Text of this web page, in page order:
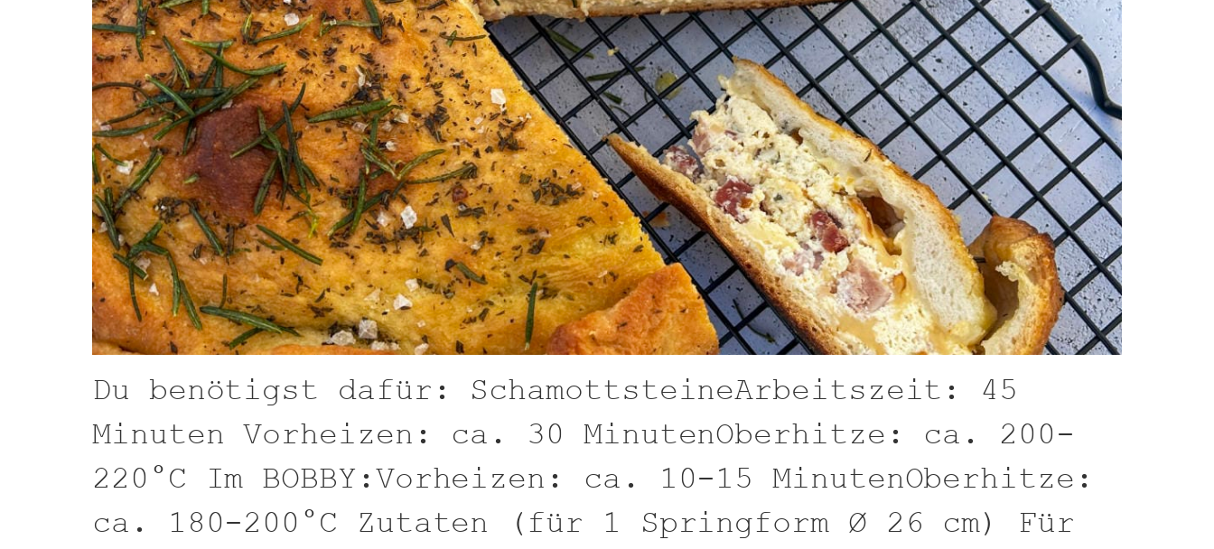
Du benötigst dafür: SchamottsteineArbeitszeit: 45
Minuten Vorheizen: ca. 30 MinutenOberhitze: ca. 200-
220°C Im BOBBY:Vorheizen: ca. 10-15 MinutenOberhitze:
ca. 180-200°C Zutaten (für 1 Springform Ø 26 cm) Für